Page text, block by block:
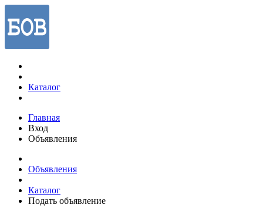
Каталог
Главная
Вход
Объявления
Объявления
Каталог
Подать объявление